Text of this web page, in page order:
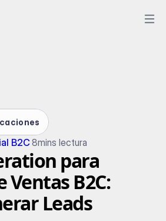
B2C8mins lectura
para
Ventas B2C:
Leads